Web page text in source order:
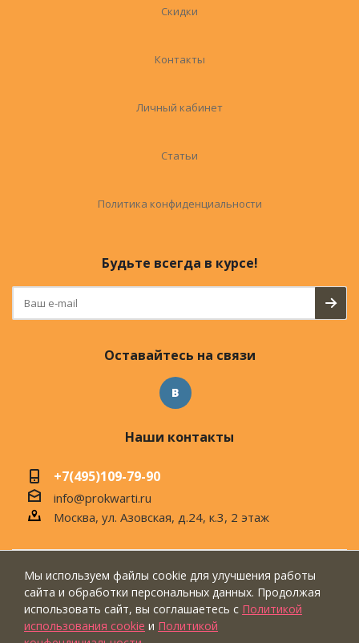
Скидки
Контакты
Личный кабинет
Статьи
Политика конфиденциальности
Будьте всегда в курсе!
Оставайтесь на связи
Наши контакты
+7(495)109-79-90
info@prokwarti.ru
Москва, ул. Азовская, д.24, к.3, 2 этаж
© 2026 Магазин современного интерьера
"ПроКвартиРу"
Мы используем файлы cookie для улучшения работы
сайта и обработки персональных данных. Продолжая
использовать сайт, вы соглашаетесь с Политикой
использования cookie и Политикой